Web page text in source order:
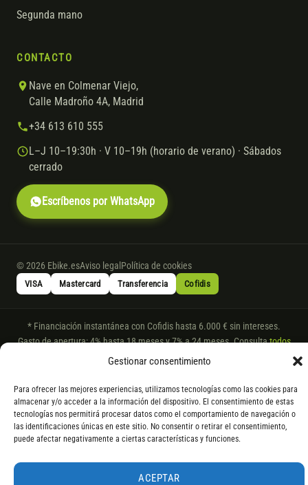
Gestionar consentimiento
Para ofrecer las mejores experiencias, utilizamos tecnologías como las cookies para
almacenar y/o acceder a la información del dispositivo. El consentimiento de estas
tecnologías nos permitirá procesar datos como el comportamiento de navegación o
las identificaciones únicas en este sitio. No consentir o retirar el consentimiento,
puede afectar negativamente a ciertas características y funciones.
ACEPTAR
Segunda mano
CONTACTO
Nave en Colmenar Viejo,
Calle Madroño 4A, Madrid
+34 613 610 555
L–J 10–19:30h · V 10–19h (horario de verano) · Sábados
cerrado
Escríbenos por WhatsApp
© 2026 Ebike.esAviso legalPolítica de cookies
VISA Mastercard Transferencia Cofidis
* Financiación instantánea con Cofidis hasta 6.000 € sin intereses.
Gasto de apertura: 4% hasta 18 meses y 7% a 24 meses. Consultatodos
los detalles
por WhatsApp.
pago; los de bajo pedido se confirman con un asesor. Si no fuera posible
servir el producto, se devuelve el importe sin coste. La información de
componentes es orientativa; los fabricantes pueden sustituir elementos
por otros equivalentes o superiores.